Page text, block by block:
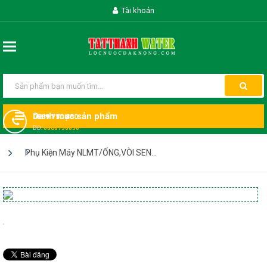
Tài khoản
0869 750 850
DĐ:0868750850
Danh mục sản phẩm
Phụ Kiện Máy NLMT/ỐNG,VÒI SEN...